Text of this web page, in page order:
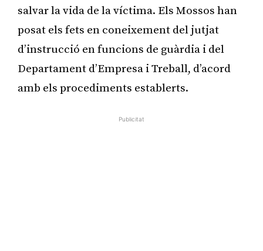
salvar la vida de la víctima. Els Mossos han
posat els fets en coneixement del jutjat
d’instrucció en funcions de guàrdia i del
Departament d’Empresa i Treball, d’acord
amb els procediments establerts.
Publicitat